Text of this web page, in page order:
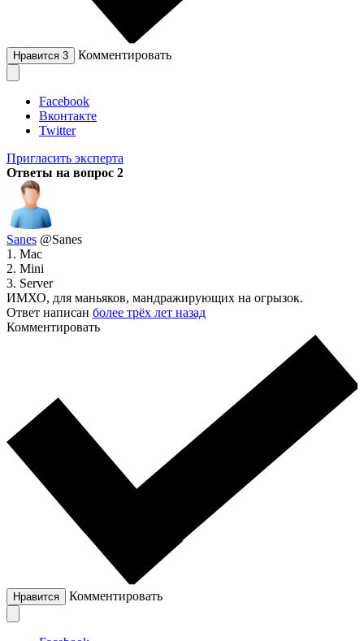
Нравится 3 Комментировать
Facebook
Вконтакте
Twitter
Пригласить эксперта
Ответы на вопрос 2
Sanes @Sanes
1. Мас
2. Mini
3. Server
ИМХО, для маньяков, мандражирующих на огрызок.
Ответ написан более трёх лет назад
Комментировать
Нравится Комментировать